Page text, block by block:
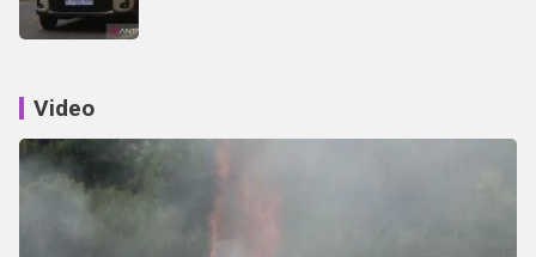
Video